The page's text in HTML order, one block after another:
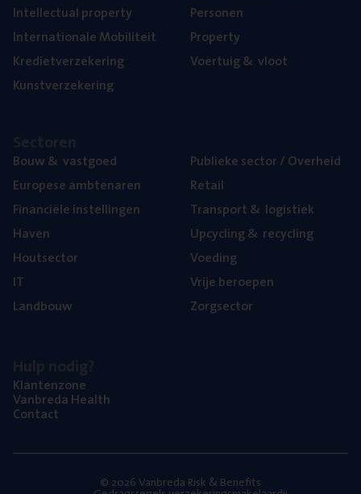
Intel­lec­tu­al property
Inter­na­ti­o­na­le Mobiliteit
Kre­diet­ver­ze­ke­ring
Kunst­ver­ze­ke­ring
Per­so­nen
Pro­per­ty
Voer­tuig& vloot
Bouw& vastgoed
Euro­pe­se ambtenaren
Finan­ci­ë­le instellingen
Haven
Hout­sec­tor
IT
Land­bouw
Publie­ke sec­tor / Overheid
Retail
Trans­port& logistiek
Upcy­cling& recycling
Voe­ding
Vrije beroe­pen
Zorg­sec­tor
Klan­ten­zo­ne
Van­b­re­da Health
Con­tact
© 2026 Vanbreda Risk & Benefits